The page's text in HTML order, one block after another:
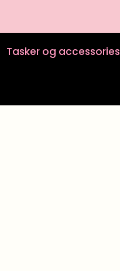
Tasker og accessories